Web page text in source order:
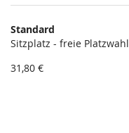
Produkte
Unkategorisierte
Produkte
Standard
Sitzplatz - freie Platzwahl
31,80 €